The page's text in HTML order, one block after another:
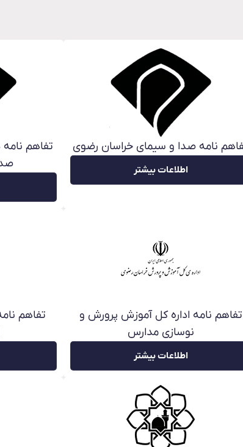
نامه صدا و سیمای خراسان رضوی
اطلاعات بیشتر
تفاهم
تفاهم نامه اداره کل آموزش پرورش و
نوسازی مدارس
اطلاعات بیشتر
تفاهم